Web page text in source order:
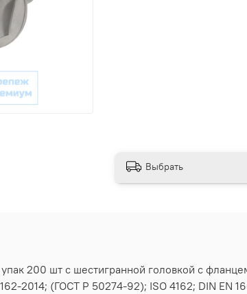
Выбрать
200 шт с шестигранной головкой с
2014; (ГОСТ Р 50274-92); ISO 4162; DIN EN